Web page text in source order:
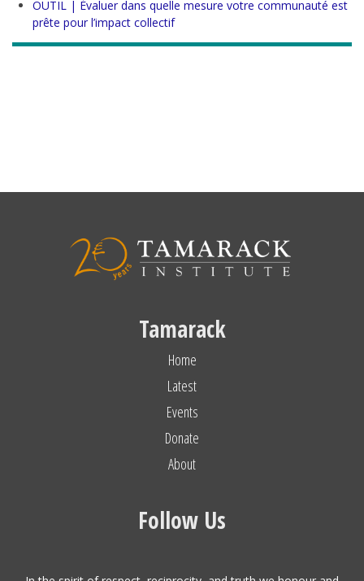
OUTIL | Évaluer dans quelle mesure votre communauté est
prête pour l’impact collectif
Tamarack
Home
Latest
Events
Donate
About
Follow Us